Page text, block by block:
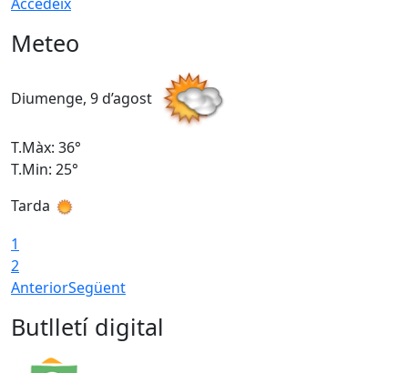
Accedeix
Meteo
Diumenge, 9 d’agost
T.Màx: 36°
T.Min: 25°
Tarda
1
2
AnteriorSegüent
Butlletí digital